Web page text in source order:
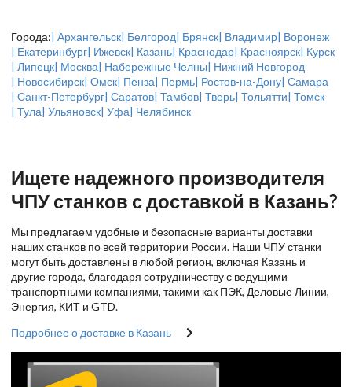
Города:| Архангельск| Белгород| Брянск| Владимир| Воронеж
| Екатеринбург| Ижевск| Казань| Краснодар| Красноярск| Курск
| Липецк| Москва| Набережные Челны| Нижний Новгород
| Новосибирск| Омск| Пенза| Пермь| Ростов-на-Дону| Самара
| Санкт-Петербург| Саратов| Тамбов| Тверь| Тольятти| Томск
| Тула| Ульяновск| Уфа| Челябинск
Ищете надежного производителя
ЧПУ станков с доставкой в Казань?
Мы предлагаем удобные и безопасные варианты доставки
наших станков по всей территории России. Наши ЧПУ станки
могут быть доставлены в любой регион, включая Казань и
другие города, благодаря сотрудничеству с ведущими
транспортными компаниями, такими как ПЭК, Деловые Линии,
Энергия, КИТ и GTD.
Подробнее о доставке в Казань